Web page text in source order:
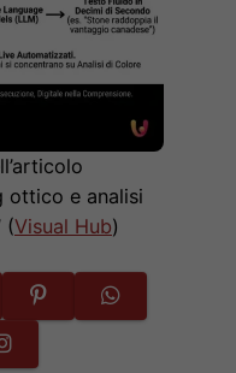
ottico e analisi
(Visual Hub)